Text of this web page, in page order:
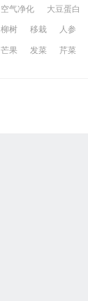
空气净化 大豆蛋白
柳树 移栽 人参
芒果 发菜 芹菜